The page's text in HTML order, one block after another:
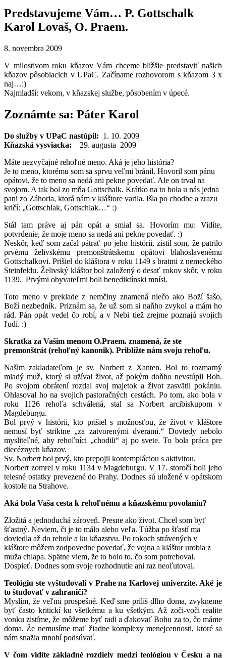
Predstavujeme Vám… P. Gottschalk
Karol Lovaš, O. Praem.
8. novembra 2009
V milostivom roku kňazov Vám chceme bližšie predstaviť našich
kňazov pôsobiacich v UPaC. Začíname rozhovorom s kňazom 3 x
naj…:)
Najmladší: vekom, v kňazskej službe, pôsobením v úpecé.
Zoznámte sa: Páter Karol
Do služby v UPaC nastúpil: 1. 10. 2009
Kňazská vysviacka: 29. augusta 2009
Máte nezvyčajné rehoľné meno. Aká je jeho história?
Je to meno, ktorému som sa sprvu veľmi bránil. Hovoril som pánu
opátovi, že to meno sa nedá ani pekne povedať. Ale on trval na
svojom. A tak bol zo mňa Gottschalk. Krátko na to bola u nás jedna
pani zo Záhoria, ktorá nám v kláštore varila. Išla po chodbe a zrazu
kričí: „Gottschlak, Gottschlak…“ :)
Stál tam práve aj pán opát a smial sa. Hovorím mu: Vidíte,
potvrdenie, že moje meno sa nedá ani pekne povedať. :)
Neskôr, keď som začal pátrať po jeho histórii, zistil som, že patrilo
prvému želivskému premonštrátskemu opátovi blahoslavenému
Gottschalkovi. Prišiel do kláštora v roku 1149 s bratmi z nemeckého
Steinfeldu. Želivský kláštor bol založený o desať rokov skôr, v roku
1139. Prvými obyvateľmi boli benediktínski mnísi.
Toto meno v preklade z nemčiny znamená niečo ako Boží šašo,
Boží nezbedník. Priznám sa, že už som si naňho zvykol a mám ho
rád. Pán opát vedel čo robí, a v Nebi tiež zrejme poznajú svojich
ľudí. :)
Skratka za Vašim menom O.Praem. znamená, že ste
premonštrát (rehoľný kanonik). Priblížte nám svoju rehoľu.
Našim zakladateľom je sv. Norbert z Xanten. Bol to rozmarný
mladý muž, ktorý si užíval život, až pokým doňho nevstúpil Boh.
Po svojom obrátení rozdal svoj majetok a život zasvätil pokániu.
Ohlasoval ho na svojich pastoračných cestách. Po tom, ako bola v
roku 1126 rehoľa schválená, stal sa Norbert arcibiskupom v
Magdeburgu.
Bol prvý v histórii, kto prišiel s možnosťou, že život v kláštore
nemusí byť striktne „za zatvorenými dverami.“ Dovtedy nebolo
mysliteľné, aby rehoľníci „chodili“ aj po svete. To bola práca pre
diecéznych kňazov.
Sv. Norbert bol prvý, kto prepojil kontempláciou s aktivitou.
Norbert zomrel v roku 1134 v Magdeburgu. V 17. storočí boli jeho
telesné ostatky prevezené do Prahy. Dodnes sú uložené v opátskom
kostole na Strahove.
Aká bola Vaša cesta k rehoľnému a kňazskému povolaniu?
Zložitá a jednoduchá zároveň. Presne ako život. Chcel som byť
šťastný. Neviem, či je to málo alebo veľa. Túžba po šťastí ma
doviedla až do rehole a ku kňazstvu. Po rokoch strávených v
kláštore môžem zodpovedne povedať, že vojna a kláštor urobia z
muža chlapa. Spätne viem, že to bolo to, čo som potreboval.
Dospieť. Dodnes som svoje rozhodnutie ani raz neoľutoval.
Teológiu ste vyštudovali v Prahe na Karlovej univerzite. Aké je
to študovať v zahraničí?
Myslím, že veľmi prospešné. Keď sme príliš dlho doma, zvykneme
byť často kritickí ku všetkému a ku všetkým. Až zoči-voči realite
vonku zistíme, že môžeme byť radi a ďakovať Bohu za to, čo máme
doma. Že nemusíme mať žiadne komplexy menejcennosti, ktoré sa
nám snažia mnohí podsúvať.
V čom vidíte základné rozdiely medzi teológiou v Česku a na